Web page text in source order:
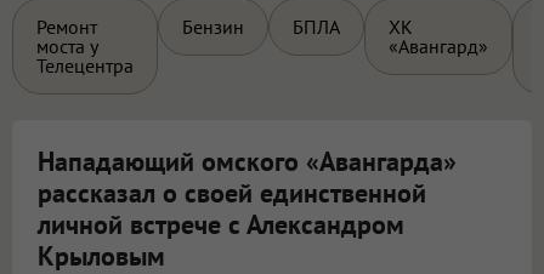
Ремонт
моста у
Телецентра
Бензин БПЛА
ХК
«Авангард»
Нападающий омского «Авангарда»
рассказал о своей единственной
личной встрече с Александром
Крыловым